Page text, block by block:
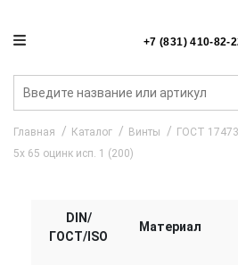
+7 (831) 410-82-
Главная Каталог Винты ГОСТ
5x 65 оцинк исп. 1 (200)
DIN/
ГОСТ/ISO
Материал